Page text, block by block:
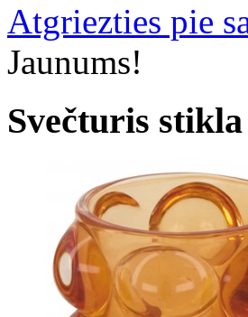
Atgriezties pie
Jaunums!
Svečturis